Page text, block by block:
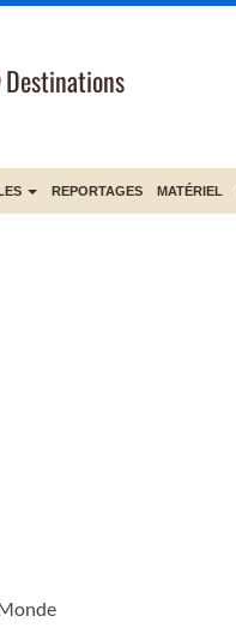
Destinations
REPORTAGES MATÉRIEL